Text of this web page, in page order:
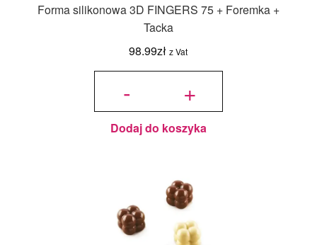
Forma silikonowa 3D FINGERS 75 + Foremka +
Tacka
98.99zł z Vat
-
ilość
3D
FINGERS
75 +
Foremka +
Tacka
+
Dodaj do koszyka